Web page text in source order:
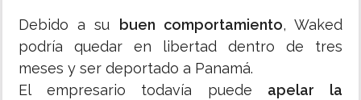
Debido a su buen comportamiento, Waked
podría quedar en libertad dentro de tres
meses y ser deportado a Panamá.
El empresario todavía puede apelar la